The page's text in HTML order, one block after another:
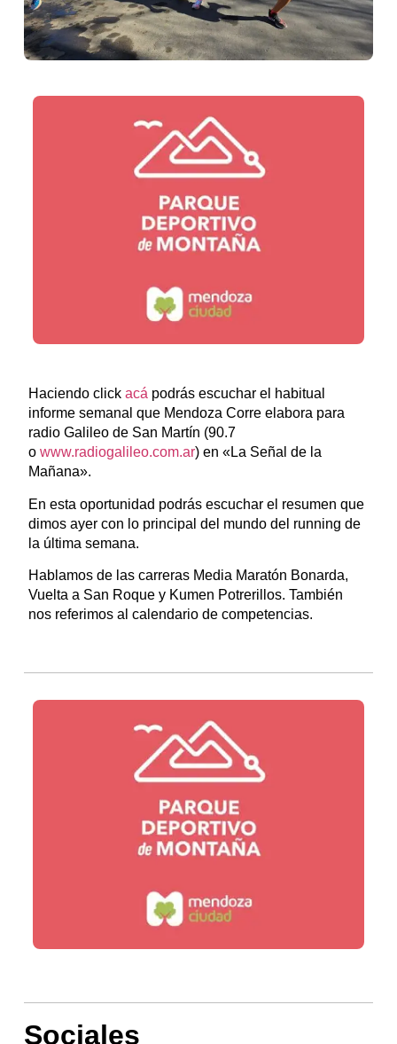
Haciendo click acá podrás escuchar el habitual
informe semanal que Mendoza Corre elabora para
radio Galileo de San Martín (90.7
o www.radiogalileo.com.ar) en «La Señal de la
Mañana».
En esta oportunidad podrás escuchar el resumen que
dimos ayer con lo principal del mundo del running de
la última semana.
Hablamos de las carreras Media Maratón Bonarda,
Vuelta a San Roque y Kumen Potrerillos. También
nos referimos al calendario de competencias.
Sociales